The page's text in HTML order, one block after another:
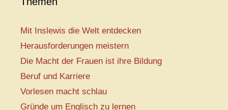
Mit Inslewis die Welt entdecken
Herausforderungen meistern
Die Macht der Frauen ist ihre Bildung
Beruf und Karriere
Vorlesen macht schlau
Gründe um Englisch zu lernen